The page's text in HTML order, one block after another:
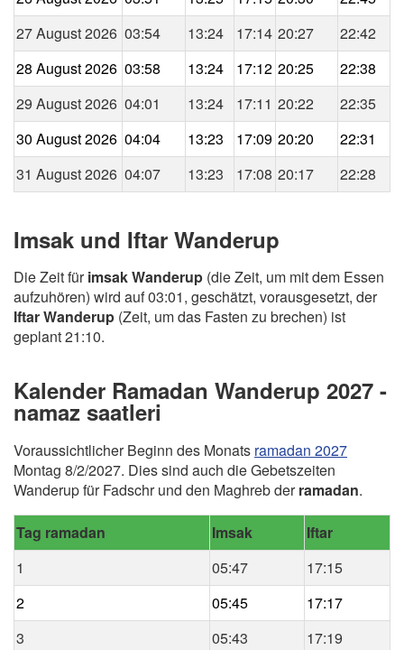
27 August 2026 03:54 13:24 17:14 20:27
22:42
28 August 2026 03:58 13:24 17:12 20:25
22:38
29 August 2026 04:01 13:24 17:11 20:22
22:35
30 August 2026 04:04 13:23 17:09 20:20
22:31
31 August 2026 04:07 13:23 17:08 20:17 22:28
Imsak und Iftar Wanderup
Die Zeit fürimsak Wanderup (die Zeit, um mit dem Essen
aufzuhören) wird auf 03:01, geschätzt, vorausgesetzt, der
Iftar Wanderup (Zeit, um das Fasten zu brechen) ist
geplant 21:10.
Kalender Ramadan Wanderup 2027 -
namaz saatleri
Voraussichtlicher Beginn des Monats ramadan 2027
Montag 8/2/2027. Dies sind auch die Gebetszeiten
Wanderup für Fadschr und den Maghreb derramadan.
Tag ramadan Imsak
Iftar
1
05:47
17:15
2
05:45
17:17
3
05:43
17:19